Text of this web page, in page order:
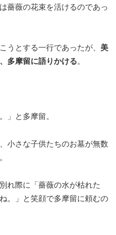
薔薇の花束を活けるのであっ
うとする一行であったが、 美
多摩留に語りかける。
」と多摩留。
小さな子供たちのお墓が無数
れ際に「薔薇の水が枯れた
。」と笑顔で多摩留に頼むの